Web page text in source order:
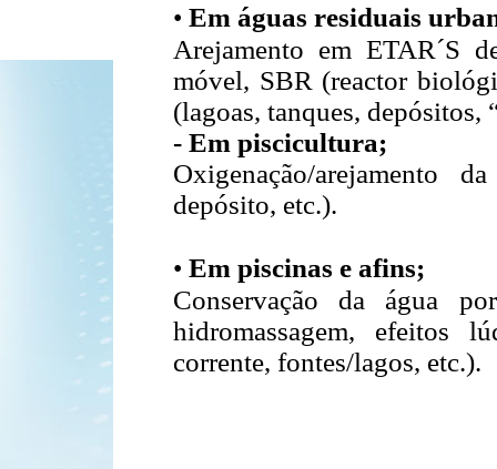
• Em águas residuais
Arejamento em ETAR´S
móvel, SBR (reactor
(lagoas, tanques, depósitos,
- Em piscicultura;
Oxigenação/arejamento
depósito, etc.).
• Em piscinas e afins;
Conservação da água
hidromassagem, efeitos
corrente, fontes/lagos, etc.).